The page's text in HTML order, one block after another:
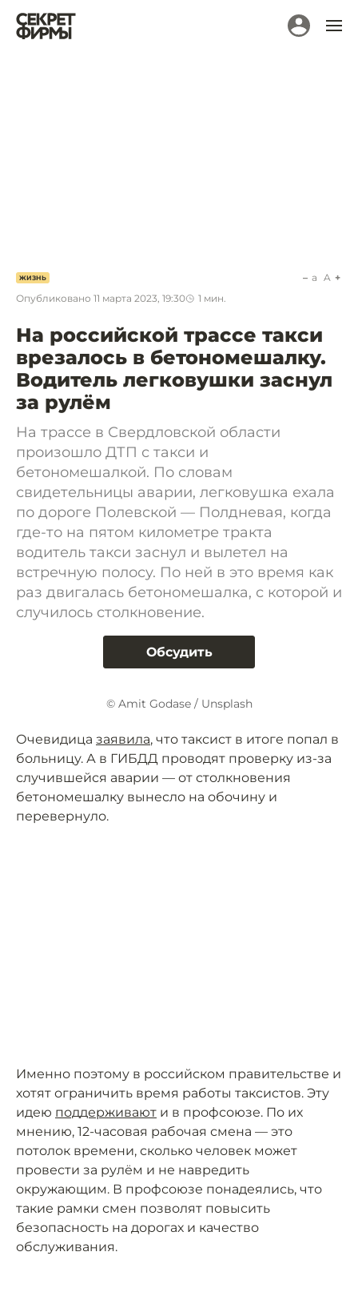
ЖИЗНЬ
Опубликовано 11 марта 2023, 19:30 1 мин.
a A
На российской трассе такси
врезалось в бетономешалку.
Водитель легковушки заснул
за рулём
На трассе в Свердловской области
произошло ДТП с такси и
бетономешалкой. По словам
свидетельницы аварии, легковушка ехала
по дороге Полевской — Полдневая, когда
где-то на пятом километре тракта
водитель такси заснул и вылетел на
встречную полосу. По ней в это время как
раз двигалась бетономешалка, с которой и
случилось столкновение.
Обсудить
© Amit Godase / Unsplash
Очевидица заявила, что таксист в итоге попал в
больницу. А в ГИБДД проводят проверку из-за
случившейся аварии — от столкновения
бетономешалку вынесло на обочину и
перевернуло.
Именно поэтому в российском правительстве и
хотят ограничить время работы таксистов. Эту
идею поддерживают и в профсоюзе. По их
мнению, 12-часовая рабочая смена — это
потолок времени, сколько человек может
провести за рулём и не навредить
окружающим. В профсоюзе понадеялись, что
такие рамки смен позволят повысить
безопасность на дорогах и качество
обслуживания.